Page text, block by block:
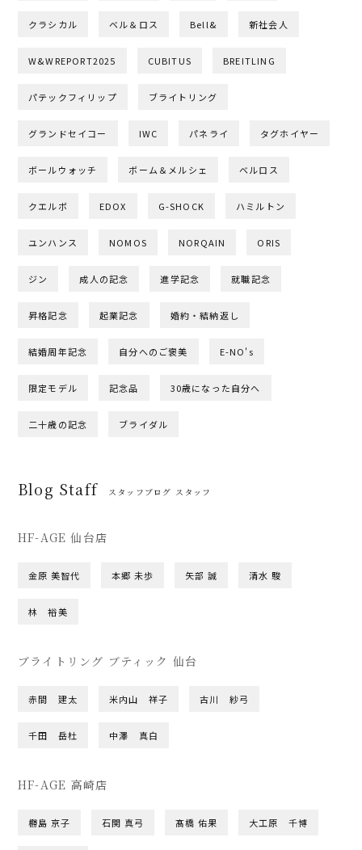
クラシカル ベル＆ロス Bell& 新社会人
W&WREPORT2025 CUBITUS BREITLING
パテックフィリップ ブライトリング
グランドセイコー IWC パネライ タグホイヤー
ボールウォッチ ボーム＆メルシェ ベルロス
クエルボ EDOX G-SHOCK ハミルトン
ユンハンス NOMOS NORQAIN ORIS
ジン 成人の記念 進学記念 就職記念
昇格記念 起業記念 婚約・結納返し
結婚周年記念 自分へのご褒美 E-NO's
限定モデル 記念品 30歳になった自分へ
二十歳の記念 ブライダル
Blog Staff スタッフブログ スタッフ
HF-AGE 仙台店
金原 美智代 本郷 未歩 矢部 誠 清水 駿
林 裕美
ブライトリング ブティック 仙台
赤間 建太 米内山 祥子 古川 紗弓
千田 岳杜 中澤 真白
HF-AGE 高崎店
橳島 京子 石関 真弓 髙橋 佑果 大工原 千博